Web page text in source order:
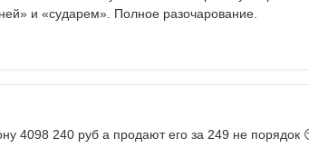
и «сударем». Полное разочарование.
4098 240 руб а продают его за 249 не порядок